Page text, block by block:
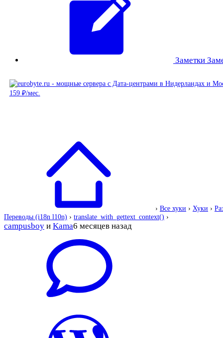
Заметки
› Все хуки › Хуки ›
Переводы (i18n l10n) › translate_with_gettext_context() ›
campusboy и Kama6 месяцев назад